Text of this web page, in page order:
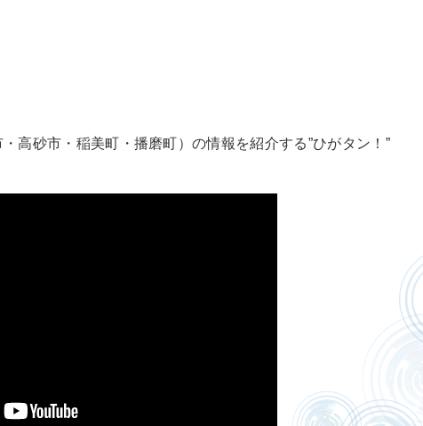
砂市・稲美町・播磨町）の情報を紹介する”ひがタン！”